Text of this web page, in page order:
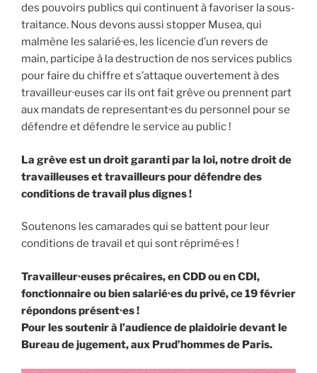
des pouvoirs publics qui continuent à favoriser la sous-
traitance. Nous devons aussi stopper Musea, qui
malmène les salarié·es, les licencie d’un revers de
main, participe à la destruction de nos services publics
pour faire du chiffre et s’attaque ouvertement à des
travailleur·euses car ils ont fait grève ou prennent part
aux mandats de representant·es du personnel pour se
défendre et défendre le service au public !
La grève est un droit garanti par la loi, notre droit de
travailleuses et travailleurs pour défendre des
conditions de travail plus dignes !
Soutenons les camarades qui se battent pour leur
conditions de travail et qui sont réprimé·es !
Travailleur·euses précaires, en CDD ou en CDI,
fonctionnaire ou bien salarié·es du privé, ce 19 février
répondons présent·es !
Pour les soutenir à l’audience de plaidoirie devant le
Bureau de jugement, aux Prud’hommes de Paris.